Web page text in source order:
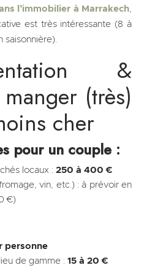
l’immobilier à Marrakech,
est très intéressante (8 à
saisonnière).
&
(très)
cher
pour un couple :
locaux : 250 à 400 €
vin, etc.) : à prévoir en
€)
personne
de gamme : 15 à 20 €